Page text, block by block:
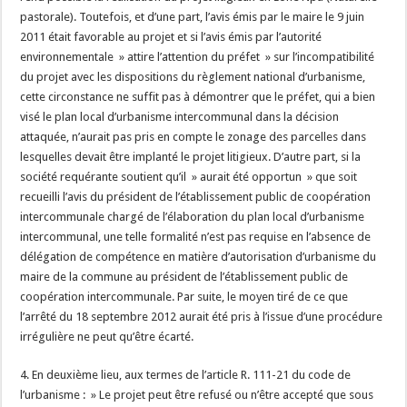
pastorale). Toutefois, et d’une part, l’avis émis par le maire le 9 juin
2011 était favorable au projet et si l’avis émis par l’autorité
environnementale » attire l’attention du préfet » sur l’incompatibilité
du projet avec les dispositions du règlement national d’urbanisme,
cette circonstance ne suffit pas à démontrer que le préfet, qui a bien
visé le plan local d’urbanisme intercommunal dans la décision
attaquée, n’aurait pas pris en compte le zonage des parcelles dans
lesquelles devait être implanté le projet litigieux. D’autre part, si la
société requérante soutient qu’il » aurait été opportun » que soit
recueilli l’avis du président de l’établissement public de coopération
intercommunale chargé de l’élaboration du plan local d’urbanisme
intercommunal, une telle formalité n’est pas requise en l’absence de
délégation de compétence en matière d’autorisation d’urbanisme du
maire de la commune au président de l’établissement public de
coopération intercommunale. Par suite, le moyen tiré de ce que
l’arrêté du 18 septembre 2012 aurait été pris à l’issue d’une procédure
irrégulière ne peut qu’être écarté.
4. En deuxième lieu, aux termes de l’article R. 111-21 du code de
l’urbanisme : » Le projet peut être refusé ou n’être accepté que sous